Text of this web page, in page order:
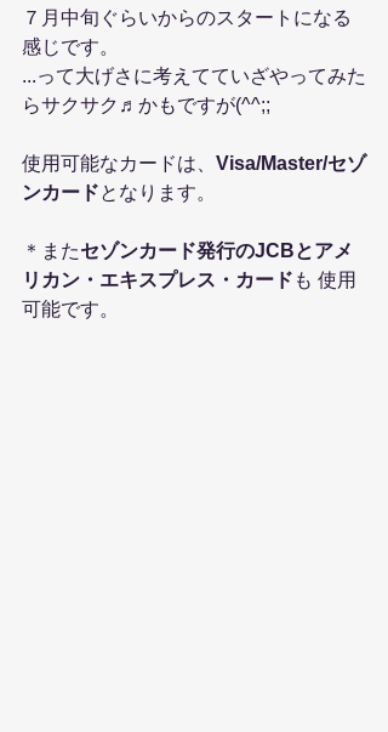
７月中旬ぐらいからのスタートになる
感じです。
...って大げさに考えてていざやってみた
らサクサク♬かもですが(^^;;
使用可能なカードは、 Visa/Master/セゾ
ンカードとなります。
＊またセゾンカード発行のJCBとアメ
リカン・エキスプレス・カード も 使用
可能です。